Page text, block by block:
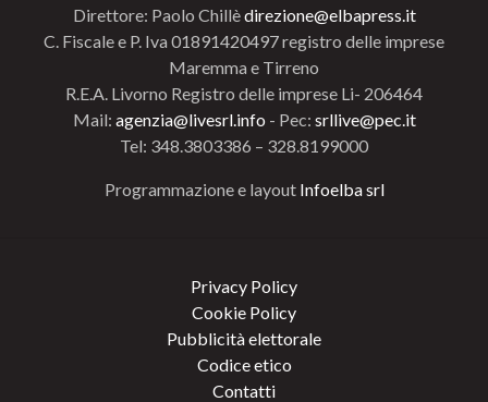
Direttore: Paolo Chillèdirezione@elbapress.it
C. Fiscale e P. Iva 01891420497 registro delle imprese
Maremma e Tirreno
R.E.A. Livorno Registro delle imprese Li- 206464
Mail: agenzia@livesrl.info - Pec: srllive@pec.it
Tel: 348.3803386 – 328.8199000
Programmazione e layout Infoelba srl
Privacy Policy
Cookie Policy
Pubblicità elettorale
Codice etico
Contatti